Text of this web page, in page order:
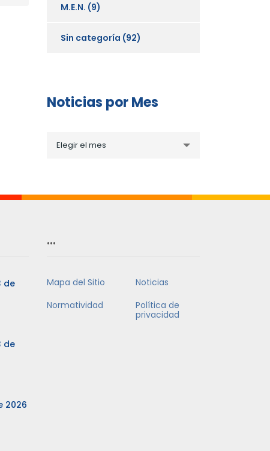
M.E.N. (9)
Sin categoría (92)
Noticias por Mes
porElegir el mes
de
de
2026
…
Mapa del Sitio
Noticias
Normatividad
Política de
privacidad